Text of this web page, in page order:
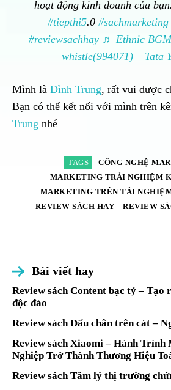
hoạt động kinh doanh của bạn.
#tiepthi5.0 #sachmarketing
#reviewsachhay ♬ Ethnic
whistle(994071) – Tata
Mình là Đình Trung, rất vui được
Bạn có thể kết nối với mình trên
Trung nhé
TAGS
CÔNG NGHỆ
MARKETING TRẢI NGHIỆM
MARKETING TRÊN TẢI
REVIEW SÁCH HAY
REVIEW
Bài viết hay
Review sách Content bạc tỷ – Tạo
độc đáo
Review sách Dấu chân trên cát –
Review sách Xiaomi – Hành Trình
Nghiệp Trở Thành Thương Hiệu
Review sách Tâm lý thị trường